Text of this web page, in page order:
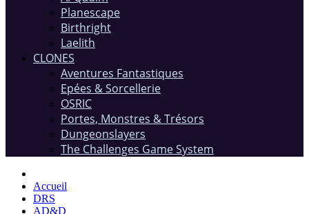
Planescape
Birthright
Laelith
CLONES
Aventures Fantastiques
Epées & Sorcellerie
OSRIC
Portes, Monstres & Trésors
Dungeonslayers
The Challenges Game System
Accueil
DRS
AD&D